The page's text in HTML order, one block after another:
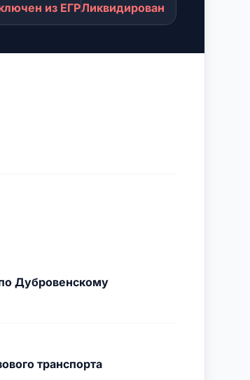
из ЕГРЛиквидирован
Дубровенскому
транспорта